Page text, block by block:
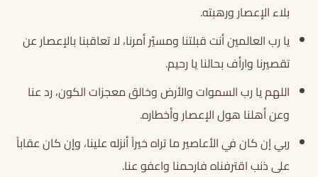
بلاء الإعصار ورهبته.
يا رب العالمين أنت قبلتنا ومسيّر أمرنا، لا تعاقبنا بالإعصار عن
تقصيرنا وارأف بحالنا يا رحيم.
اللهم يا رب السموات والأرض وخالق معجزات الكون، رد عنا
وعن أهلنا هول الإعصار وأخطاره.
ربي إن كان في الأعاصير ما تراه خيراً أنزله علينا، وإن كان عقاباً
على ذنب اقترفناه فارحمنا واعفو عنا.